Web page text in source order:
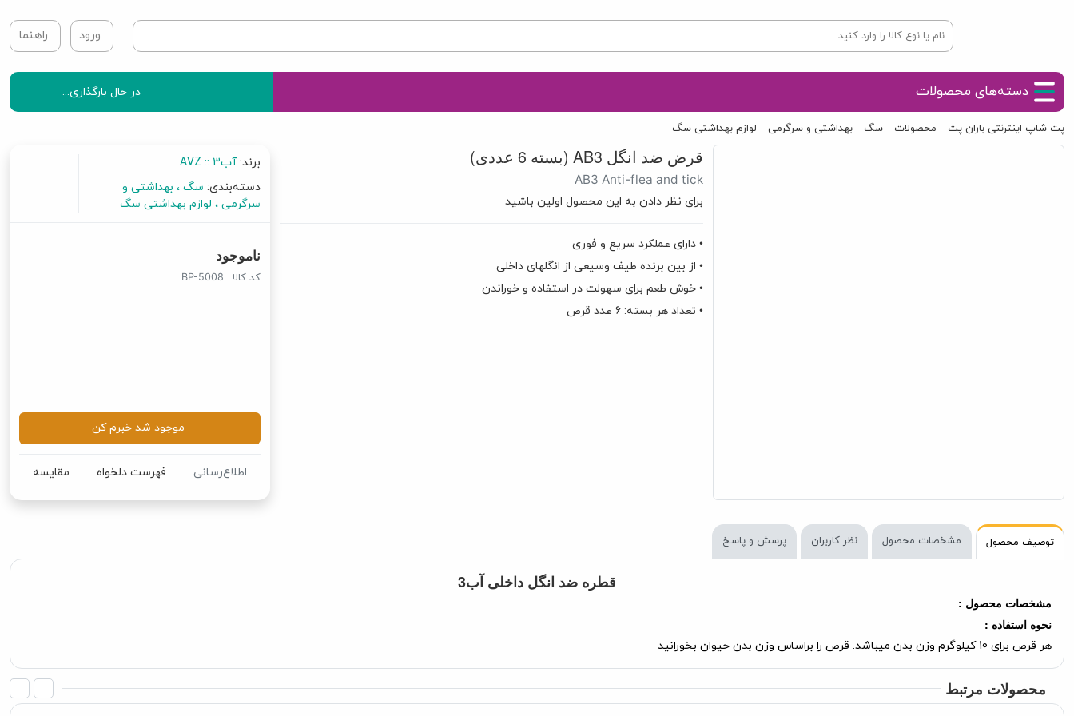
ورود راهنما
دسته‌های محصولات در حال بارگذاری...
پت شاپ اینترنتی باران پت محصولات سگ بهداشتی و سرگرمی لوازم بهداشتی سگ
قرض ضد انگل AB3 (بسته 6 عددی)
AB3 Anti-flea and tick
برای نظر دادن به این محصول اولین باشید
• دارای عملکرد سریع و فوری
• از بین برنده طیف وسیعی از انگلهای داخلی
• خوش طعم برای سهولت در استفاده و خوراندن
• تعداد هر بسته: 6 عدد قرص
برند:آب3 :: AVZ
دسته‌بندی: سگ بهداشتی و
سرگرمی لوازم بهداشتی سگ
ناموجود
کد کالا : BP-5008
موجود شد خبرم کن
اطلاع‌رسانی فهرست دلخواه مقایسه
توصیف محصول مشخصات محصول نظر کاربران پرسش و پاسخ
قطره ضد انگل داخلی آب3
مشخصات محصول :
نحوه استفاده :
هر قرص برای 10 کیلوگرم وزن بدن میباشد. قرص را براساس وزن بدن حیوان بخورانید
محصولات مرتبط